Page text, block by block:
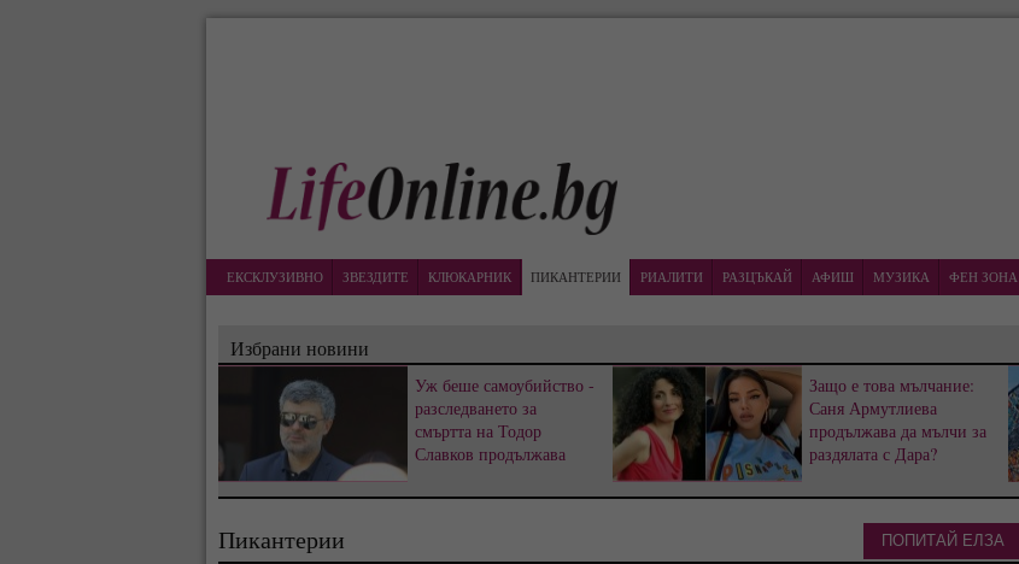
ЕКСКЛУЗИВНО ЗВЕЗДИТЕ КЛЮКАРНИК ПИКАНТЕРИИ РИАЛИТИ РАЗЦЪКАЙ АФИШ МУЗИКА ФЕН ЗОНА
Избрани новини
Уж беше самоубийство -
разследването за
смъртта на Тодор
Славков продължава
Защо е това мълчание:
Саня Армутлиева
продължава да мълчи за
раздялата с Дара?
Пикантерии ПОПИТАЙ ЕЛЗА